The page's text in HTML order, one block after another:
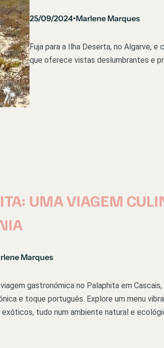
25/09/2024•Marlene Marques
Fuja para a Ilha Deserta, no Algarve, e
que oferece vistas deslumbrantes e
UMA VIAGEM
Marques
gastronómica no Palaphita em
e toque português. Explore um menu
tudo num ambiente natural e